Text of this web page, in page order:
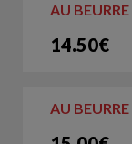
AU
14.50€
AU